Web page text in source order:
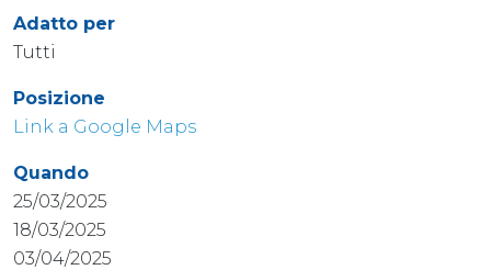
Adatto per
Tutti
Posizione
Link a Google Maps
Quando
25/03/2025
18/03/2025
03/04/2025